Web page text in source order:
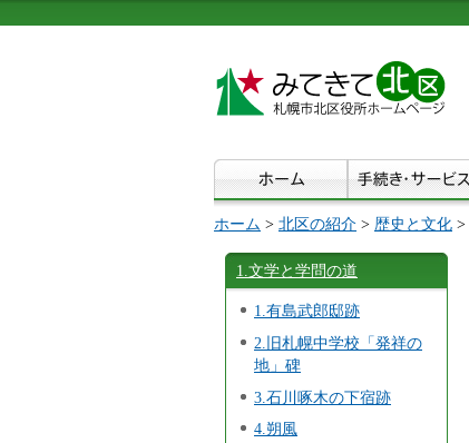
ホーム > 北区の紹介 > 歴史と文化 >
1.文学と学問の道
1.有島武郎邸跡
2.旧札幌中学校「発祥の
地」碑
3.石川啄木の下宿跡
4.朔風